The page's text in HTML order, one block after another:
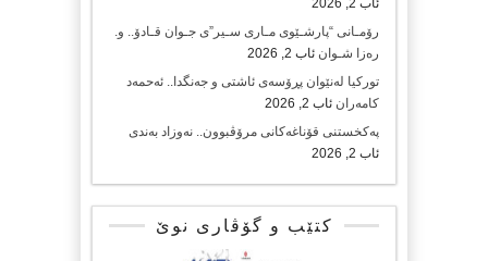
ئاب 2, 2026
رۆمـانی “پارشـێوی مـاری سـیر”ی جـوان قـادۆ.. و.
رەزا شـوان ئاب 2, 2026
تورکیا لەنێوان پڕۆسەی ئاشتی و جەنگدا.. ئەحمەد
کامەران ئاب 2, 2026
پەکخستنی قۆناغەکانی مرۆڤبوون.. نەوزاد بەندی
ئاب 2, 2026
کتێب و گۆڤاری نوێ